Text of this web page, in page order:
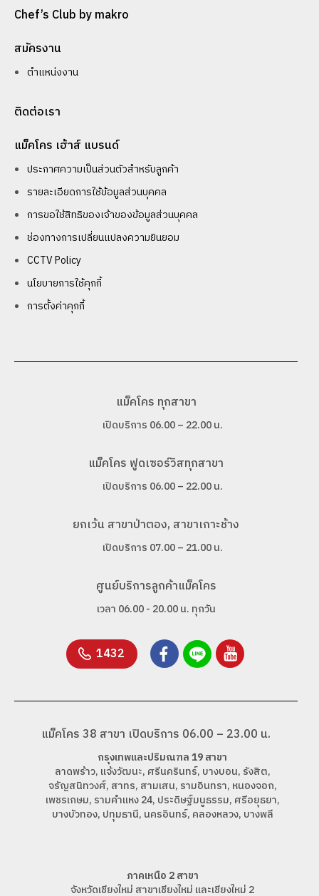
Chef’s Club by makro
สมัครงาน
ตำแหน่งงาน
ติดต่อเรา
แม็คโคร เฮ้าส์ แบรนด์
ประกาศความเป็นส่วนตัวสำหรับลูกค้า
รายละเอียดการใช้ข้อมูลส่วนบุคคล
การขอใช้สิทธิของเจ้าของข้อมูลส่วนบุคคล
ช่องทางการเปลี่ยนแปลงความยินยอม
CCTV Policy
นโยบายการใช้คุกกี้
การตั้งค่าคุกกี้
แม็คโคร ทุกสาขา
เปิดบริการ 06.00 – 22.00 น.
แม็คโคร ฟูดเซอร์วิสทุกสาขา
เปิดบริการ 06.00 – 22.00 น.
ยกเว้น สาขาป่าตอง, สาขาเกาะช้าง
เปิดบริการ 07.00 – 21.00 น.
ศูนย์บริการลูกค้าแม็คโคร
เวลา 06.00 - 20.00 น. ทุกวัน
1432
แม็คโคร 38 สาขา เปิดบริการ 06.00 – 23.00 น.
กรุงเทพและปริมณฑล 19 สาขา
ลาดพร้าว, แจ้งวัฒนะ, ศรีนครินทร์, บางบอน, รังสิต,
จรัญสนิทวงศ์, สาทร, สามเสน, รามอินทรา, หนองจอก,
เพชรเกษม, รามคำแหง 24, ประดิษฐ์มนูธรรม, ศรีอยุธยา,
บางบัวทอง, ปทุมธานี, นครอินทร์, คลองหลวง, บางพลี
ภาคเหนือ 2 สาขา
จังหวัดเชียงใหม่ สาขาเชียงใหม่ และเชียงใหม่ 2